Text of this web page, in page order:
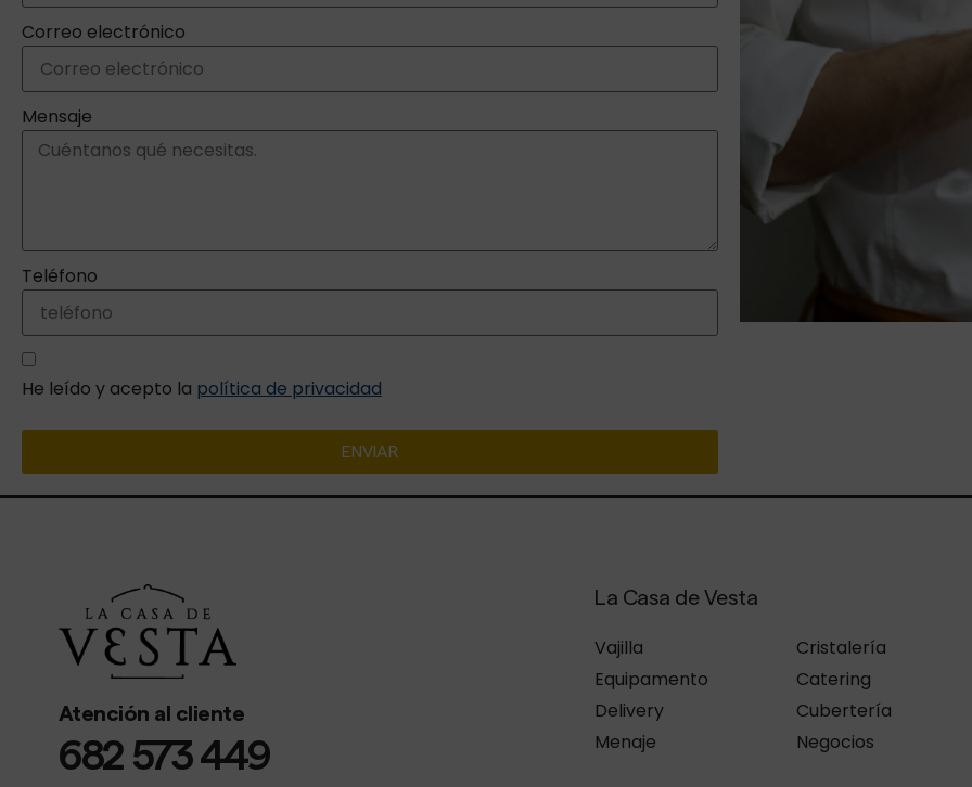
Correo electrónico
Mensaje
Teléfono
He leído y acepto la política de privacidad
ENVIAR
Atención al cliente
682 573 449
La Casa de Vesta
Vajilla
Equipamento
Delivery
Menaje
Cristalería
Catering
Cubertería
Negocios